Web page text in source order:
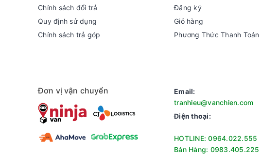
được độ ẩm cho các loại thực phẩm trong tủ lạnh, qua đó kéo dài độ tươi ngon và
Chính sách đổi trả
Quy định sử dụng
Chính sách trả góp
Đăng ký
Giỏ hàng
Phương Thức Thanh Toán
Đơn vị vận chuyển
Email:
tranhieu@vanchien.com
Điện thoại:
HOTLINE: 0964.022.555
Bán Hàng: 0983.405.225